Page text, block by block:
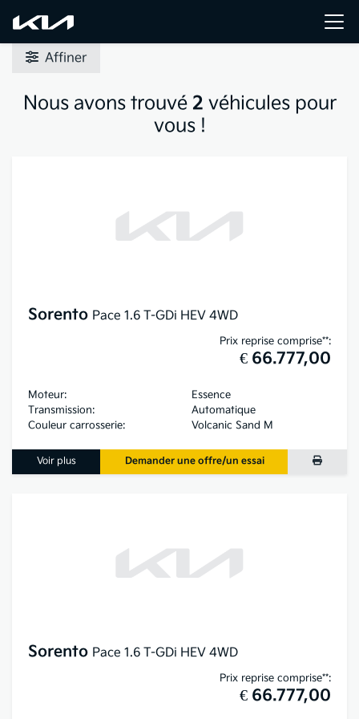
Affiner
Nous avons trouvé 2 véhicules pour
vous !
Sorento Pace 1.6 T-GDi HEV 4WD
Prix reprise comprise**:
€ 66.777,00
Moteur:
Essence
Transmission:
Automatique
Couleur carrosserie:
Volcanic Sand M
Voir plus Demander une offre/un essai
Sorento Pace 1.6 T-GDi HEV 4WD
Prix reprise comprise**:
€ 66.777,00